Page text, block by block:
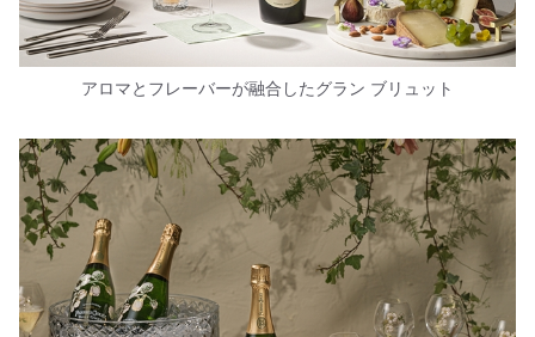
アロマとフレーバーが融合したグラン ブリュット